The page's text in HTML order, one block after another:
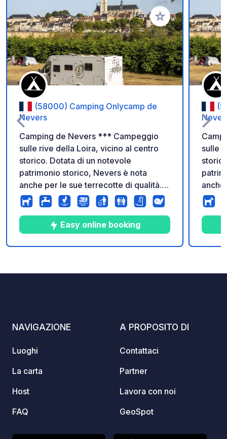
Aggiungi ai tuoi
(58000) Camping Onlycamp de
Nevers
Camping de Nevers *** Campeggio
sulle rive della Loira, vicino al centro
storico. Dotata di un notevole
patrimonio storico, Nevers è nota
anche per le sue terrecotte di qualità.
Situato sull'ultimo fiume d'Europa e
sulla famosa rotta "Loire à Vélo",
questo campeggio è anche un paradiso
per i pescatori. Apprezzerete il suo
ambiente naturale di alta qualità e la
Easy online booking
sulle
sulla
per i
NAVIGAZIONE
Luoghi
La carta
Host
FAQ
A PROPOSITO DI
Contattaci
Partner
Lavora con noi
GeoSpot